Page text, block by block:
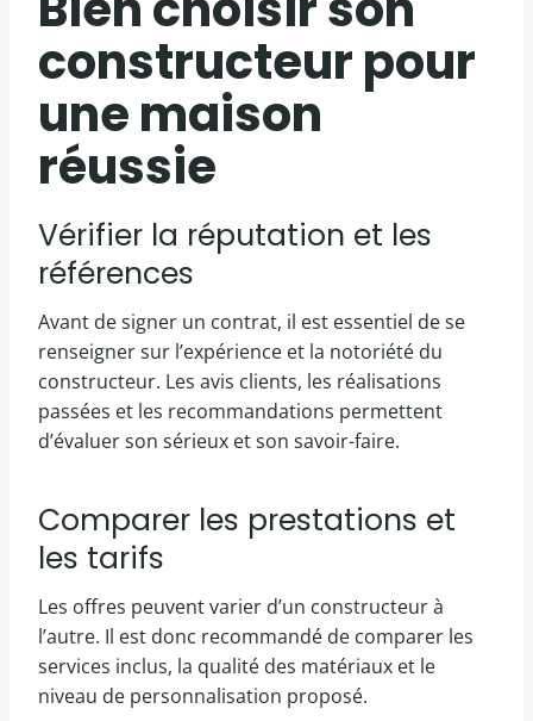
constructeur pour
une maison
réussie
Vérifier la réputation et les
références
Avant de signer un contrat, il est essentiel de se
renseigner sur l’expérience et la notoriété du
constructeur. Les avis clients, les réalisations
passées et les recommandations permettent
d’évaluer son sérieux et son savoir-faire.
Comparer les prestations et
les tarifs
Les offres peuvent varier d’un constructeur à
l’autre. Il est donc recommandé de comparer les
services inclus, la qualité des matériaux et le
niveau de personnalisation proposé.